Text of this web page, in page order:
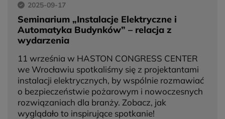
2025-09-17
Seminarium „Instalacje Elektryczne i
Automatyka Budynków” – relacja z
wydarzenia
11 września w HASTON CONGRESS CENTER
we Wrocławiu spotkaliśmy się z projektantami
instalacji elektrycznych, by wspólnie rozmawiać
o bezpieczeństwie pożarowym i nowoczesnych
rozwiązaniach dla branży. Zobacz, jak
wyglądało to inspirujące spotkanie!